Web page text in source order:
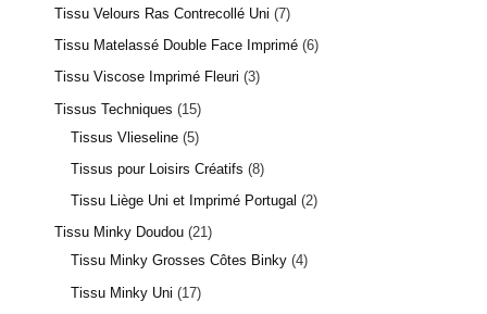
Tissu Velours Ras Contrecollé Uni 7
Tissu Matelassé Double Face Imprimé 6
Tissu Viscose Imprimé Fleuri 3
Tissus Techniques
15
Tissus Vlieseline 5
Tissus pour Loisirs Créatifs 8
Tissu Liège Uni et Imprimé Portugal
2
Tissu Minky Doudou 21
Tissu Minky Grosses Côtes Binky 4
Tissu Minky Uni
17